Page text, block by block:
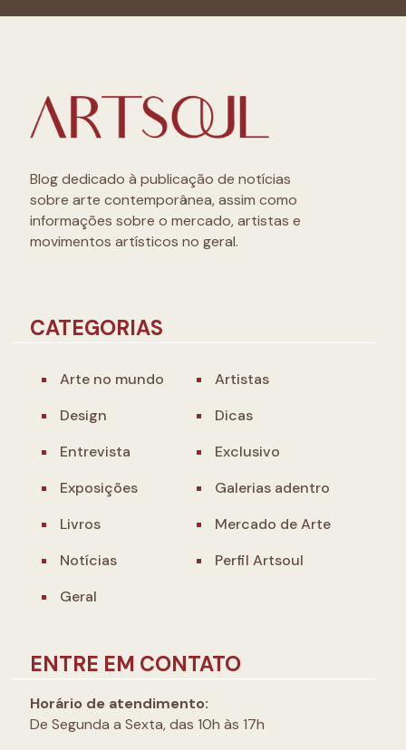
Blog dedicado à publicação de notícias
sobre arte contemporânea, assim como
informações sobre o mercado, artistas e
movimentos artísticos no geral.
CATEGORIAS
Arte no mundo
Artistas
Design
Dicas
Entrevista
Exclusivo
Exposições
Galerias adentro
Livros
Mercado de Arte
Notícias
Perfil Artsoul
Geral
ENTRE EM CONTATO
Horário de atendimento:
De Segunda a Sexta, das 10h às 17h